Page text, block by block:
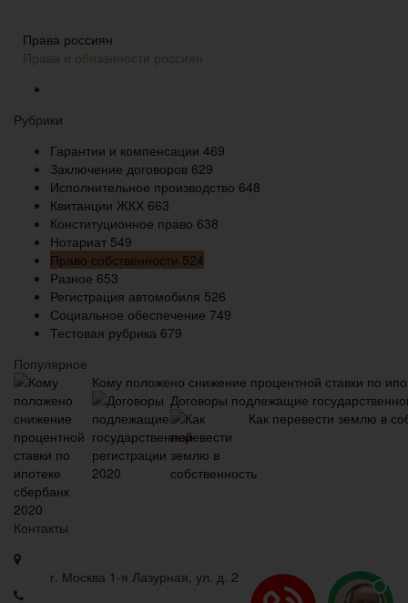
Права россиян
Права и обязанности россиян
Рубрики
Гарантии и компенсации 469
Заключение договоров 629
Исполнительное производство 648
Квитанции ЖКХ 663
Конституционное право 638
Нотариат 549
Право собственности 524
Разное 653
Регистрация автомобиля 526
Социальное обеспечение 749
Тестовая рубрика 679
Популярное
Кому положено снижение процентной ставки по
Договоры подлежащие
Как перевести землю в
Контакты
г. Москва 1-я Лазурная, ул. д. 2